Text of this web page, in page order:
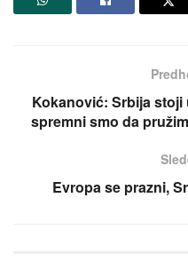
Kokanović: Srbija stoji
spremni smo da
Evropa se prazni,